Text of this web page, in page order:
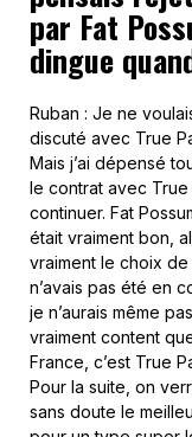
par Fat
dingue
Ruban : Je ne
discuté avec True
Mais j’ai dépensé
le contrat avec
continuer. Fat
était vraiment bon,
vraiment le choix de
n’avais pas été en
je n’aurais même
vraiment content
France, c’est True
Pour la suite, on
sans doute le